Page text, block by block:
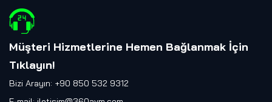
Müşteri Hizmetlerine Hemen Bağlanmak İçin
Tıklayın!
Bizi Arayın: +90 850 532 9312